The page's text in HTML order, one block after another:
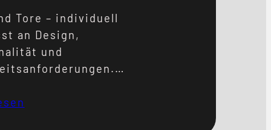
Tore – individuell
an Design,
und
Materialien